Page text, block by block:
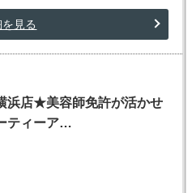
見る
浜店★美容師免許が活かせ
ティーア…